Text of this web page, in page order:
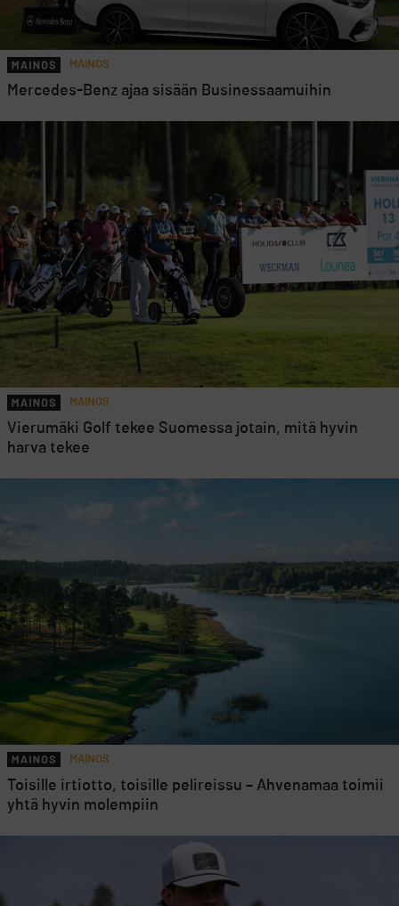
MAINOS
Mercedes-Benz ajaa sisään Businessaamuihin
MAINOS
Vierumäki Golf tekee Suomessa jotain, mitä hyvin
harva tekee
MAINOS
Toisille irtiotto, toisille pelireissu – Ahvenamaa toimii
yhtä hyvin molempiin